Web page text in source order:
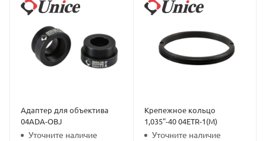
Адаптер для объектива
04ADA-OBJ
Уточните наличие
Крепежное кольцо
1,035"-40 04ETR-1(M)
Уточните наличие